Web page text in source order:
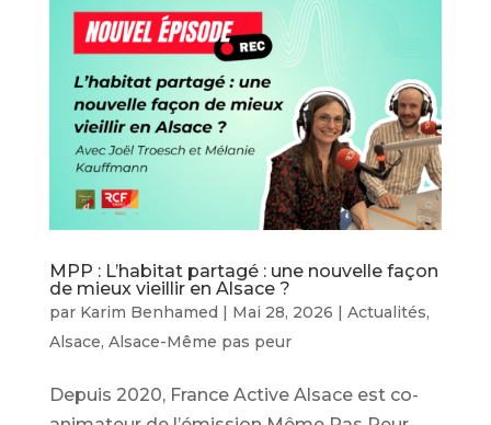
MPP : L’habitat partagé : une nouvelle façon
de mieux vieillir en Alsace ?
par Karim Benhamed Mai 28, 2026 Actualités,
Alsace, Alsace-Même pas peur
Depuis 2020, France Active Alsace est co-